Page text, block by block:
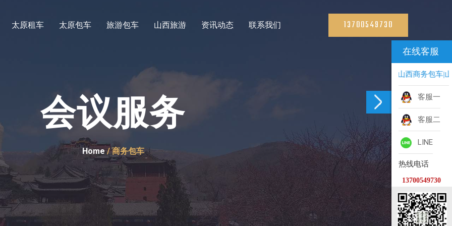
太原租车 太原包车 旅游包车 山西旅游 资讯动态 联系我们 13700549730
会议服务
Home/ 商务包车
在线客服
山西旅游包车|山西商务包车|山
客服一
客服二
LINE
热线电话
13700549730